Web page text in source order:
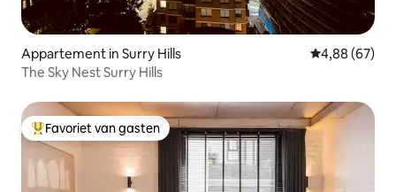
Appartement in Surry Hills Gemiddelde
4,88 (67)
The Sky Nest Surry Hills
Topfavoriet van gasten
Favoriet van gasten